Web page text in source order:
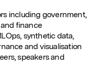
including government,
finance
synthetic data,
and visualisation
speakers and